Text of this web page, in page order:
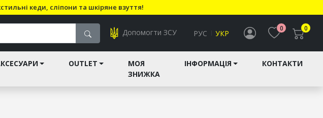
кеди, сліпони та шкіряне взуття!
Допомогти ЗСУ РУС УКР
0 0
OUTLET
МОЯ
ЗНИЖКА
ІНФОРМАЦІЯ КОНТАКТИ